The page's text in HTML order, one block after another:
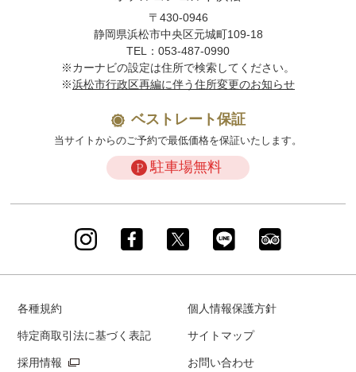
〒430-0946
静岡県浜松市中央区元城町109-18
TEL：053-487-0990
※カーナビの設定は住所で検索してください。
※浜松市行政区再編に伴う住所変更のお知らせ
ベストレート保証
当サイトからのご予約で最低価格を保証いたします。
駐車場無料
各種規約 個人情報保護方針
特定商取引法に基づく表記 サイトマップ
採用情報 お問い合わせ